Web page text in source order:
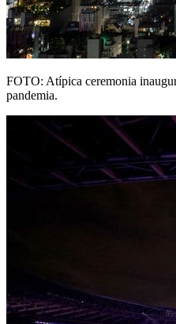
FOTO: Atípica ceremonia
pandemia.